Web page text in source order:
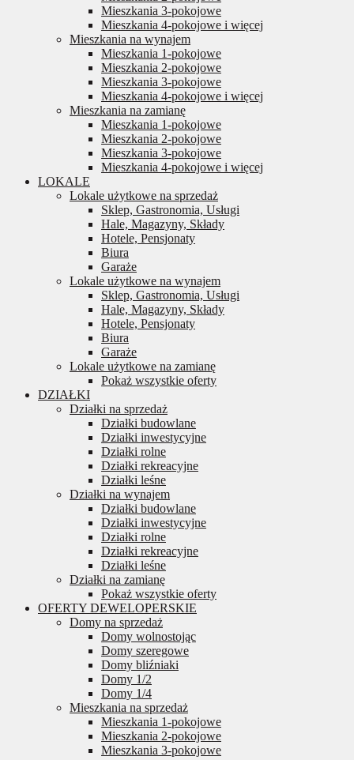
Mieszkania 3-pokojowe
Mieszkania 4-pokojowe i więcej
Mieszkania na wynajem
Mieszkania 1-pokojowe
Mieszkania 2-pokojowe
Mieszkania 3-pokojowe
Mieszkania 4-pokojowe i więcej
Mieszkania na zamianę
Mieszkania 1-pokojowe
Mieszkania 2-pokojowe
Mieszkania 3-pokojowe
Mieszkania 4-pokojowe i więcej
LOKALE
Lokale użytkowe na sprzedaż
Sklep, Gastronomia, Usługi
Hale, Magazyny, Składy
Hotele, Pensjonaty
Biura
Garaże
Lokale użytkowe na wynajem
Sklep, Gastronomia, Usługi
Hale, Magazyny, Składy
Hotele, Pensjonaty
Biura
Garaże
Lokale użytkowe na zamianę
Pokaż wszystkie oferty
DZIAŁKI
Działki na sprzedaż
Działki budowlane
Działki inwestycyjne
Działki rolne
Działki rekreacyjne
Działki leśne
Działki na wynajem
Działki budowlane
Działki inwestycyjne
Działki rolne
Działki rekreacyjne
Działki leśne
Działki na zamianę
Pokaż wszystkie oferty
OFERTY DEWELOPERSKIE
Domy na sprzedaż
Domy wolnostojąc
Domy szeregowe
Domy bliźniaki
Domy 1/2
Domy 1/4
Mieszkania na sprzedaż
Mieszkania 1-pokojowe
Mieszkania 2-pokojowe
Mieszkania 3-pokojowe